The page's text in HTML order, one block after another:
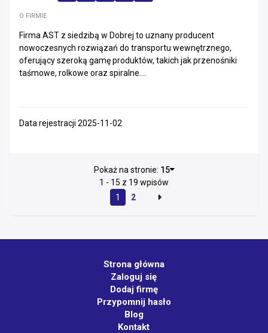
O FIRMIE
Firma AST z siedzibą w Dobrej to uznany producent
nowoczesnych rozwiązań do transportu wewnętrznego,
oferujący szeroką gamę produktów, takich jak przenośniki
taśmowe, rolkowe oraz spiralne....
Data rejestracji 2025-11-02
Pokaż na stronie: 15
1 - 15 z 19 wpisów
1
2
Strona główna
Zaloguj się
Dodaj firmę
Przypomnij hasło
Blog
Kontakt